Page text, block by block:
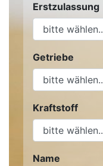
Erstzulassung
Getriebe
Kraftstoff
Name